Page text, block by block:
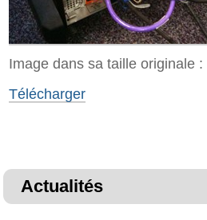
Image dans sa taille originale :
Télécharger
Actualités